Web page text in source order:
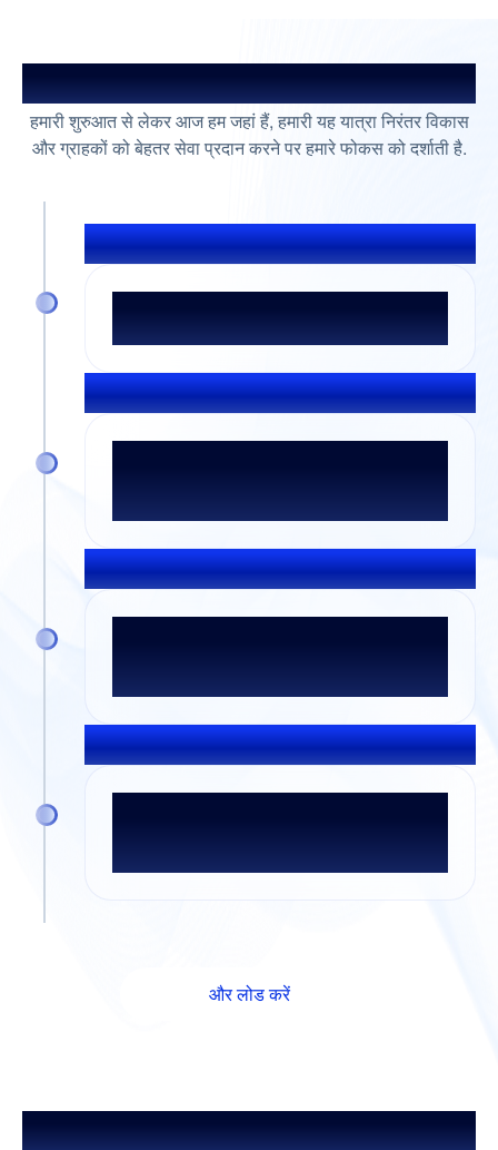
हमारी जर्नी के बारे में जानें
हमारी शुरुआत से लेकर आज हम जहां हैं, हमारी यह यात्रा निरंतर विकास
और ग्राहकों को बेहतर सेवा प्रदान करने पर हमारे फोकस को दर्शाती है.
फरवरी 2000
जुलाई 2004
फरवरी 2013
2017 मई
और लोड करें
सम्मान के स्तंभ